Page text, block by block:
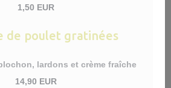
1,50 EUR
de poulet gratinées
lardons et crème fraîche
14,90 EUR